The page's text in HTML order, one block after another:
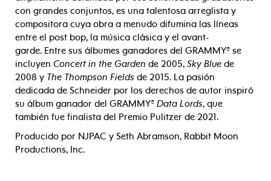
con grandes conjuntos, es una talentosa arreglista y
compositora cuya obra a menudo difumina las líneas
entre el post bop, la música clásica y el avant-
garde. Entre sus álbumes ganadores del GRAMMY® se
incluyen Concert in the Garden de 2005, Sky Blue de
2008 y The Thompson Fields de 2015. La pasión
dedicada de Schneider por los derechos de autor inspiró
su álbum ganador del GRAMMY® Data Lords, que
también fue finalista del Premio Pulitzer de 2021.
Producido por NJPAC y Seth Abramson, Rabbit Moon
Productions, Inc.